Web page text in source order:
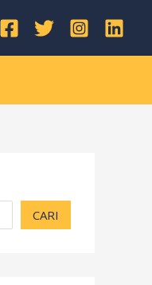
CARI